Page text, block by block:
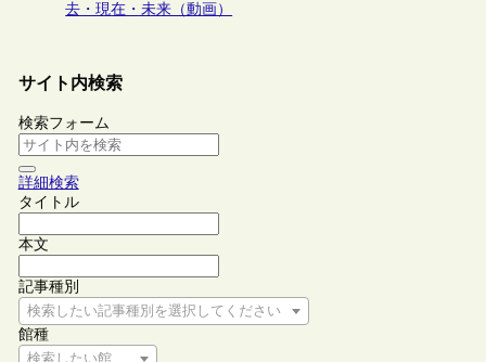
去・現在・未来（動画）
サイト内検索
検索フォーム
詳細検索
タイトル
本文
記事種別
検索したい記事種別を選択してください
館種
検索したい館種を選択してください